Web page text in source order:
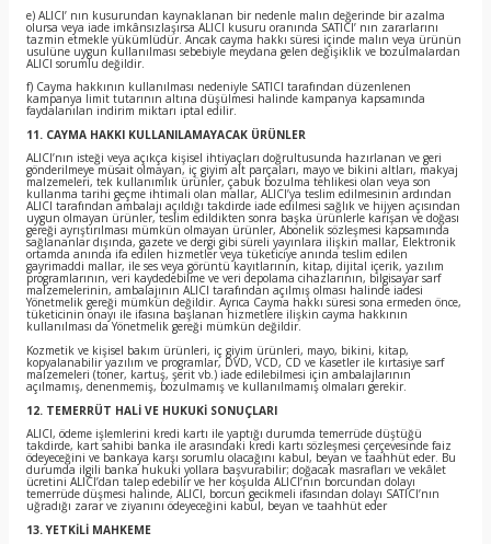
e) ALICI’ nın kusurundan kaynaklanan bir nedenle malın değerinde bir azalma
olursa veya iade imkânsızlaşırsa ALICI kusuru oranında SATICI’ nın zararlarını
tazmin etmekle yükümlüdür. Ancak cayma hakkı süresi içinde malın veya ürünün
usulüne uygun kullanılması sebebiyle meydana gelen değişiklik ve bozulmalardan
ALICI sorumlu değildir.
f) Cayma hakkının kullanılması nedeniyle SATICI tarafından düzenlenen
kampanya limit tutarının altına düşülmesi halinde kampanya kapsamında
faydalanılan indirim miktarı iptal edilir.
11. CAYMA HAKKI KULLANILAMAYACAK ÜRÜNLER
ALICI’nın isteği veya açıkça kişisel ihtiyaçları doğrultusunda hazırlanan ve geri
gönderilmeye müsait olmayan, iç giyim alt parçaları, mayo ve bikini altları, makyaj
malzemeleri, tek kullanımlık ürünler, çabuk bozulma tehlikesi olan veya son
kullanma tarihi geçme ihtimali olan mallar, ALICI’ya teslim edilmesinin ardından
ALICI tarafından ambalajı açıldığı takdirde iade edilmesi sağlık ve hijyen açısından
uygun olmayan ürünler, teslim edildikten sonra başka ürünlerle karışan ve doğası
gereği ayrıştırılması mümkün olmayan ürünler, Abonelik sözleşmesi kapsamında
sağlananlar dışında, gazete ve dergi gibi süreli yayınlara ilişkin mallar, Elektronik
ortamda anında ifa edilen hizmetler veya tüketiciye anında teslim edilen
gayrimaddi mallar, ile ses veya görüntü kayıtlarının, kitap, dijital içerik, yazılım
programlarının, veri kaydedebilme ve veri depolama cihazlarının, bilgisayar sarf
malzemelerinin, ambalajının ALICI tarafından açılmış olması halinde iadesi
Yönetmelik gereği mümkün değildir. Ayrıca Cayma hakkı süresi sona ermeden önce,
tüketicinin onayı ile ifasına başlanan hizmetlere ilişkin cayma hakkının
kullanılması da Yönetmelik gereği mümkün değildir.
Kozmetik ve kişisel bakım ürünleri, iç giyim ürünleri, mayo, bikini, kitap,
kopyalanabilir yazılım ve programlar, DVD, VCD, CD ve kasetler ile kırtasiye sarf
malzemeleri (toner, kartuş, şerit vb.) iade edilebilmesi için ambalajlarının
açılmamış, denenmemiş, bozulmamış ve kullanılmamış olmaları gerekir.
12. TEMERRÜT HALİ VE HUKUKİ SONUÇLARI
ALICI, ödeme işlemlerini kredi kartı ile yaptığı durumda temerrüde düştüğü
takdirde, kart sahibi banka ile arasındaki kredi kartı sözleşmesi çerçevesinde faiz
ödeyeceğini ve bankaya karşı sorumlu olacağını kabul, beyan ve taahhüt eder. Bu
durumda ilgili banka hukuki yollara başvurabilir; doğacak masrafları ve vekâlet
ücretini ALICI’dan talep edebilir ve her koşulda ALICI’nın borcundan dolayı
temerrüde düşmesi halinde, ALICI, borcun gecikmeli ifasından dolayı SATICI’nın
uğradığı zarar ve ziyanını ödeyeceğini kabul, beyan ve taahhüt eder
13. YETKİLİ MAHKEME